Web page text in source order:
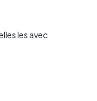
les avec